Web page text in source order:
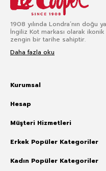
1908 yılında Londra’nın doğu
İngiliz Kot markası olarak
zengin bir tarihe sahiptir.
Daha fazla oku
Kurumsal
Hesap
Müşteri Hizmetleri
Erkek Popüler Kategoriler
Kadın Popüler Kategoriler